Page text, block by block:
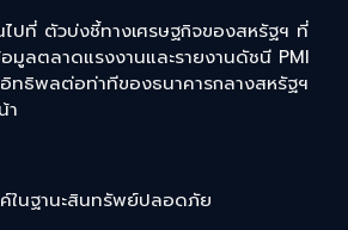
ไปที่ ตัวบ่งชี้ทางเศรษฐกิจของสหรัฐฯ ที่
มูลตลาดแรงงานและรายงานดัชนี PMI
ทธิพลต่อท่าทีของธนาคารกลางสหรัฐฯ
า
ในฐานะสินทรัพย์ปลอดภัย